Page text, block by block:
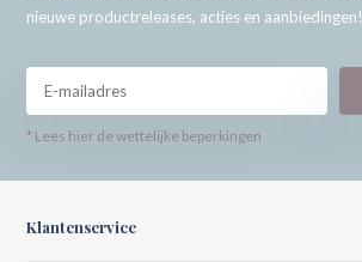
nieuwe productreleases, acties en aanbiedingen!
* Lees hier de wettelijke beperkingen
Klantenservice